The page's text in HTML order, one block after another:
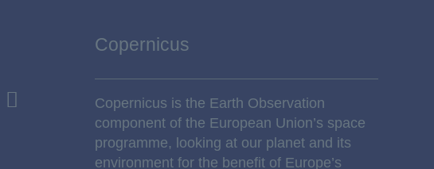
Copernicus
Copernicus is the Earth Observation
component of the European Union’s space
programme, looking at our planet and its
environment for the benefit of Europe’s